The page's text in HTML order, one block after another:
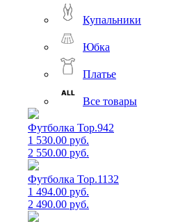
Купальники
Юбка
Платье
Все товары
Футболка Top.942
1 530.00 руб.
2 550.00 руб.
Футболка Top.1132
1 494.00 руб.
2 490.00 руб.